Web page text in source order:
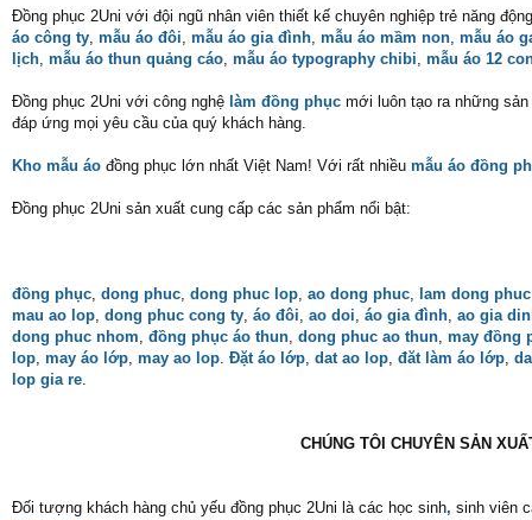
Đồng phục 2Uni với đội ngũ nhân viên thiết kế chuyên nghiệp trẻ năng
áo công ty, mẫu áo đôi, mẫu áo gia đình, mẫu áo mầm non, mẫu áo
lịch, mẫu áo thun quảng cáo, mẫu áo typography chibi, mẫu áo 12
Đồng phục 2Uni với công nghệ làm đồng phục mới luôn tạo ra những
đáp ứng mọi yêu cầu của quý khách hàng.
Kho mẫu áo đồng phục lớn nhất Việt Nam! Với rất nhiều mẫu áo đồng
Đồng phục 2Uni sản xuất cung cấp các sản phẩm nổi bật:
đồng phục, dong phuc, dong phuc lop, ao dong phuc, lam dong phuc
mau ao lop, dong phuc cong ty, áo đôi, ao doi, áo gia đình, ao gia
dong phuc nhom, đồng phục áo thun, dong phuc ao thun, may đồng
lop, may áo lớp, may ao lop. Đặt áo lớp, dat ao lop, đăt làm áo lớp,
lop gia re.
CHÚNG TÔI CHUYÊN SẢN
Đối tượng khách hàng chủ yếu đồng phục 2Uni là các học sinh, sinh viên